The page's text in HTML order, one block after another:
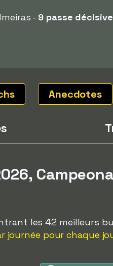
- 9 passe
Anecdotes
les 42 meilleurs
journée pour chaque